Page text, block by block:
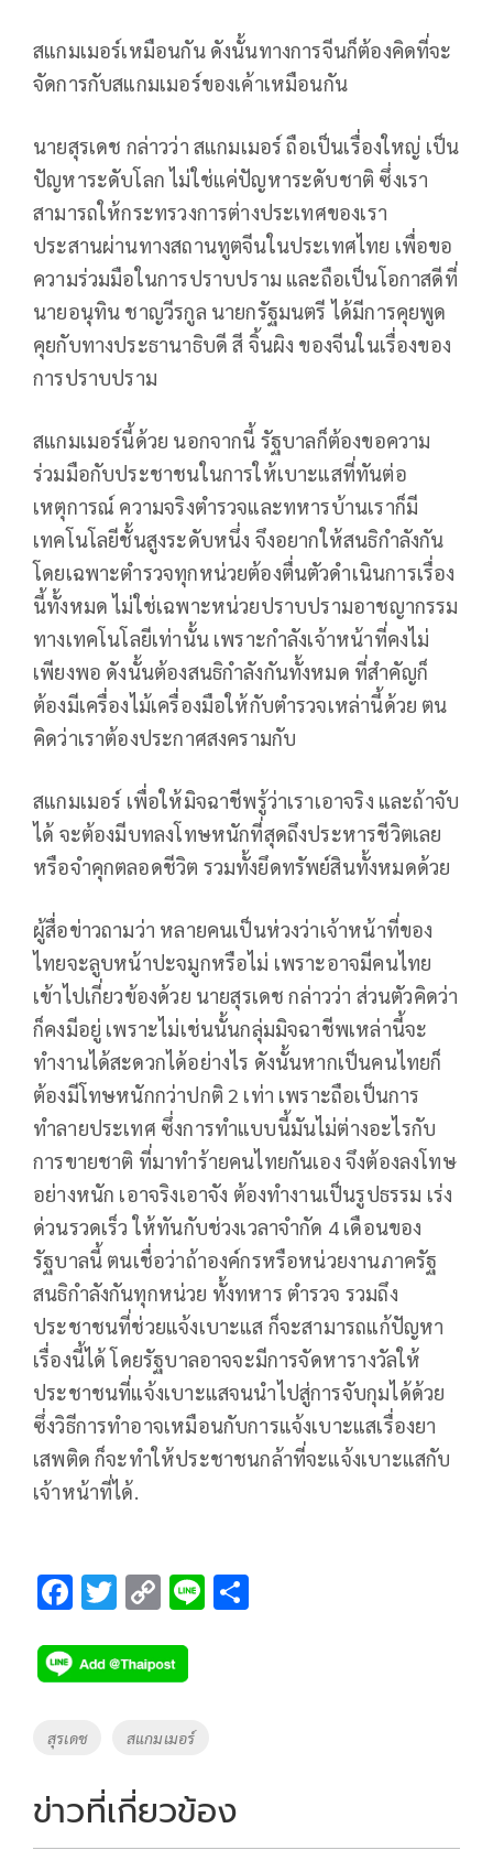
สแกมเมอร์เหมือนกัน ดังนั้นทางการจีนก็ต้องคิดที่จะ
จัดการกับสแกมเมอร์ของเค้าเหมือนกัน
นายสุรเดช กล่าวว่า สแกมเมอร์ ถือเป็นเรื่องใหญ่ เป็น
ปัญหาระดับโลก ไม่ใช่แค่ปัญหาระดับชาติ ซึ่งเรา
สามารถให้กระทรวงการต่างประเทศของเรา
ประสานผ่านทางสถานทูตจีนในประเทศไทย เพื่อขอ
ความร่วมมือในการปราบปราม และถือเป็นโอกาสดีที่
นายอนุทิน ชาญวีรกูล นายกรัฐมนตรี ได้มีการคุยพูด
คุยกับทางประธานาธิบดี สี จิ้นผิง ของจีนในเรื่องของ
การปราบปราม
สแกมเมอร์นี้ด้วย นอกจากนี้ รัฐบาลก็ต้องขอความ
ร่วมมือกับประชาชนในการให้เบาะแสที่ทันต่อ
เหตุการณ์ ความจริงตำรวจและทหารบ้านเราก็มี
เทคโนโลยีชั้นสูงระดับหนึ่ง จึงอยากให้สนธิกำลังกัน
โดยเฉพาะตำรวจทุกหน่วยต้องตื่นตัวดำเนินการเรื่อง
นี้ทั้งหมด ไม่ใช่เฉพาะหน่วยปราบปรามอาชญากรรม
ทางเทคโนโลยีเท่านั้น เพราะกำลังเจ้าหน้าที่คงไม่
เพียงพอ ดังนั้นต้องสนธิกำลังกันทั้งหมด ที่สำคัญก็
ต้องมีเครื่องไม้เครื่องมือให้กับตำรวจเหล่านี้ด้วย ตน
คิดว่าเราต้องประกาศสงครามกับ
สแกมเมอร์ เพื่อให้มิจฉาชีพรู้ว่าเราเอาจริง และถ้าจับ
ได้ จะต้องมีบทลงโทษหนักที่สุดถึงประหารชีวิตเลย
หรือจำคุกตลอดชีวิต รวมทั้งยึดทรัพย์สินทั้งหมดด้วย
ผู้สื่อข่าวถามว่า หลายคนเป็นห่วงว่าเจ้าหน้าที่ของ
ไทยจะลูบหน้าปะจมูกหรือไม่ เพราะอาจมีคนไทย
เข้าไปเกี่ยวข้องด้วย นายสุรเดช กล่าวว่า ส่วนตัวคิดว่า
ก็คงมีอยู่ เพราะไม่เช่นนั้นกลุ่มมิจฉาชีพเหล่านี้จะ
ทำงานได้สะดวกได้อย่างไร ดังนั้นหากเป็นคนไทยก็
ต้องมีโทษหนักกว่าปกติ 2 เท่า เพราะถือเป็นการ
ทำลายประเทศ ซึ่งการทำแบบนี้มันไม่ต่างอะไรกับ
การขายชาติ ที่มาทำร้ายคนไทยกันเอง จึงต้องลงโทษ
อย่างหนัก เอาจริงเอาจัง ต้องทำงานเป็นรูปธรรม เร่ง
ด่วนรวดเร็ว ให้ทันกับช่วงเวลาจำกัด 4 เดือนของ
รัฐบาลนี้ ตนเชื่อว่าถ้าองค์กรหรือหน่วยงานภาครัฐ
สนธิกำลังกันทุกหน่วย ทั้งทหาร ตำรวจ รวมถึง
ประชาชนที่ช่วยแจ้งเบาะแส ก็จะสามารถแก้ปัญหา
เรื่องนี้ได้ โดยรัฐบาลอาจจะมีการจัดหารางวัลให้
ประชาชนที่แจ้งเบาะแสจนนำไปสู่การจับกุมได้ด้วย
ซึ่งวิธีการทำอาจเหมือนกับการแจ้งเบาะแสเรื่องยา
เสพติด ก็จะทำให้ประชาชนกล้าที่จะแจ้งเบาะแสกับ
เจ้าหน้าที่ได้.
F
e
b
o
k
T
tt
er
C
p
y
Li
k
Li
Tags
สุรเดช สแกมเมอร์
ข่าวที่เกี่ยวข้อง